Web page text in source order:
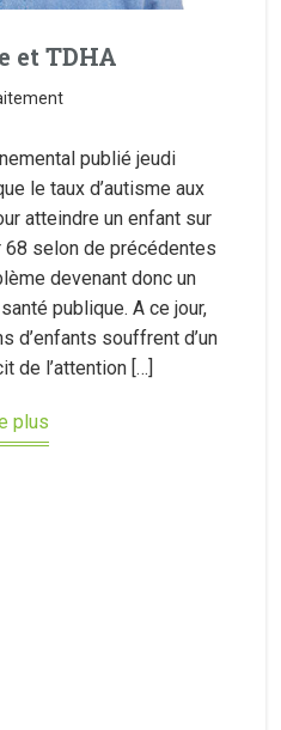
et TDHA
publié jeudi
le taux d’autisme aux
atteindre un enfant sur
68 selon de précédentes
devenant donc un
publique. A ce jour,
d’enfants souffrent d’un
de l’attention […]
plus